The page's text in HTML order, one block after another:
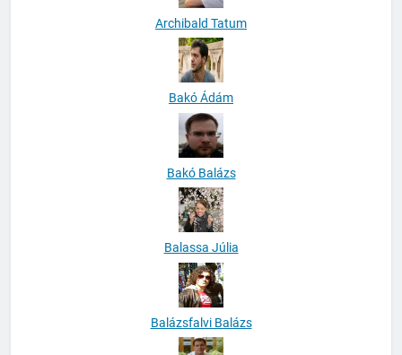
Archibald Tatum
Bakó Ádám
Bakó Balázs
Balassa Júlia
Balázsfalvi Balázs